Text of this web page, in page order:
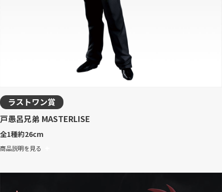
ラストワン賞
戸愚呂兄弟 MASTERLISE
全1種約26cm
商品説明を見る